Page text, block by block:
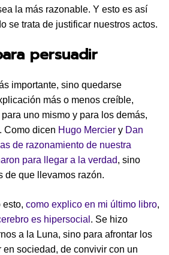
la más razonable. Y esto es así
se trata de justificar nuestros actos.
persuadir
importante, sino quedarse
más o menos creíble,
uno mismo y para los demás,
Como dicen Hugo Mercier y Dan
de razonamiento de nuestra
para llegar a la verdad, sino
de que llevamos razón.
esto, como explico en mi último libro,
es hipersocial . Se hizo
a la Luna, sino para afrontar los
en sociedad, de convivir con un